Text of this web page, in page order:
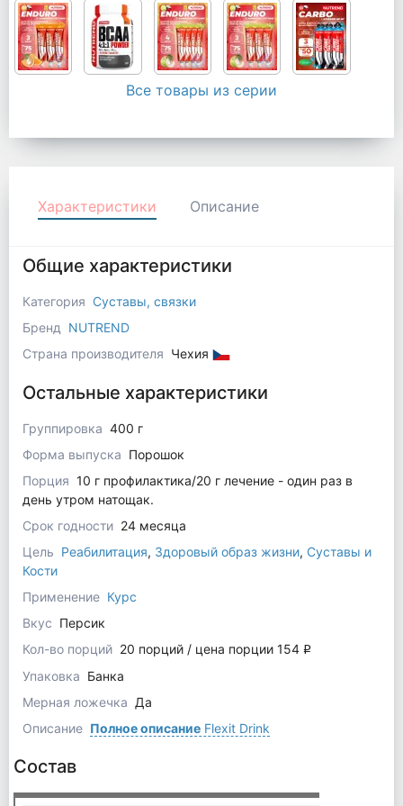
Все товары из серии
Характеристики Описание
Общие характеристики
Категория Суставы, связки
Бренд
NUTREND
Страна производителя Чехия
Остальные характеристики
Группировка 400 г
Форма выпуска Порошок
Порция 10 г профилактика/20 г лечение - один раз в
день утром натощак.
Срок годности 24 месяца
Цель Реабилитация, Здоровый образ жизни, Суставы и
Кости
Применение Курс
Вкус Персик
Кол-во порций 20 порций / цена порции 154 q
Упаковка Банка
Мерная ложечка Да
Описание Полное описаниеFlexit Drink
Состав